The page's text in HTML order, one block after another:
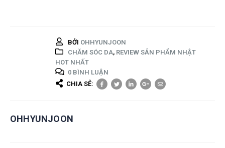
BỞI OHHYUNJOON
CHĂM SÓC DA, REVIEW SẢN PHẨM NHẬT
HOT NHẤT
0 BÌNH LUẬN
CHIA SẺ:
OHHYUNJOON